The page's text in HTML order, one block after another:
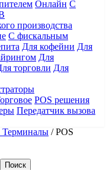
Онлайн С
производства
С фискальным
Для кофейни Для
Для
торговли Для
POS решения
Передатчик вызова
Терминалы /POS